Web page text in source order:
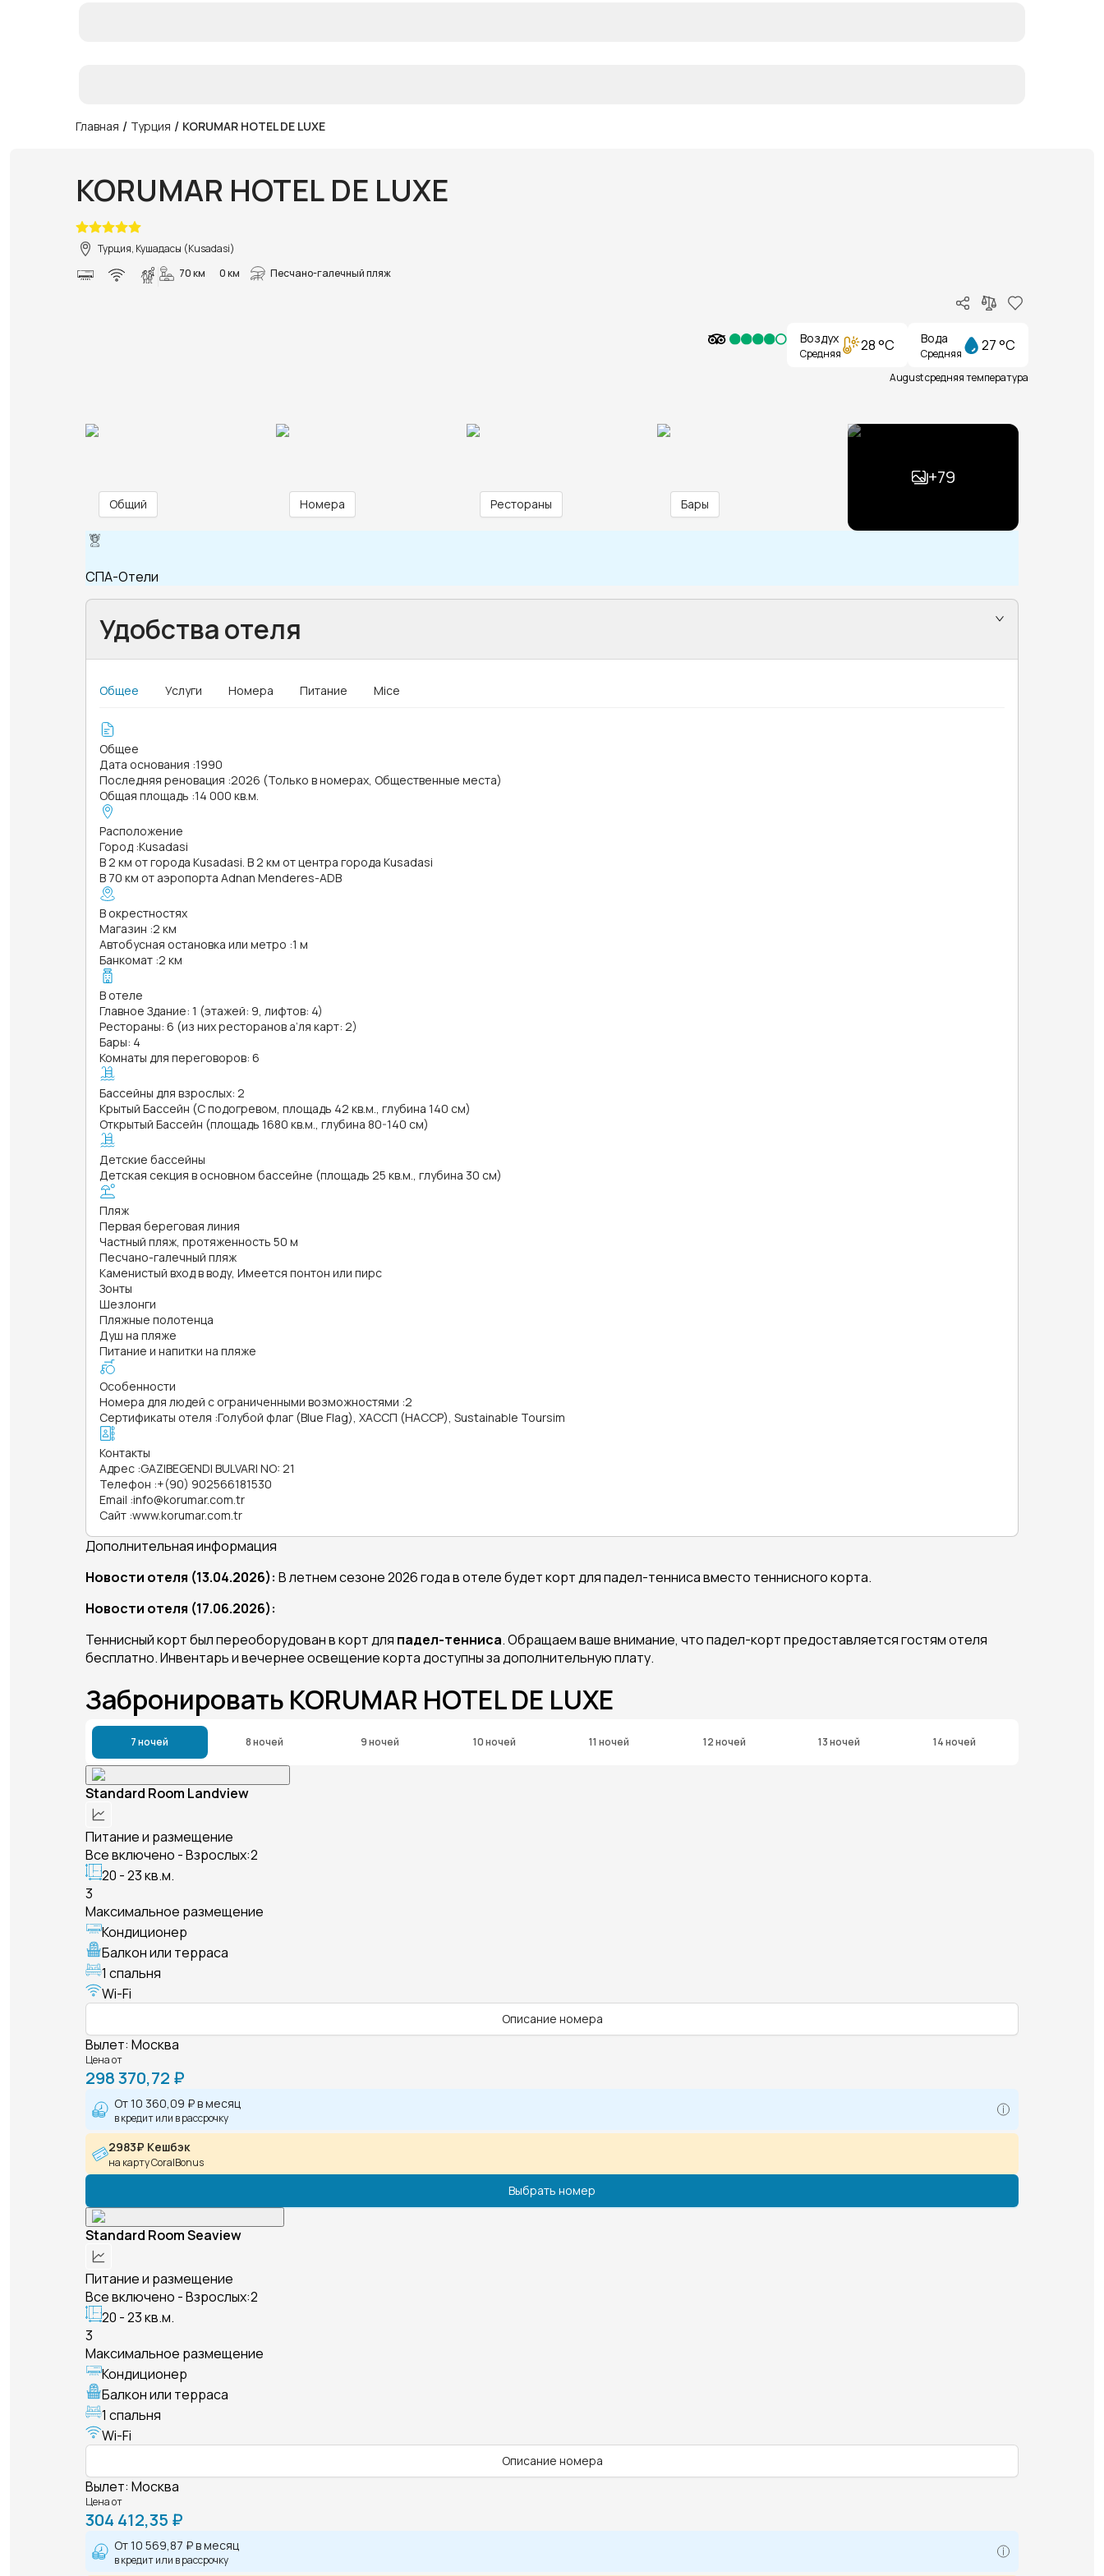
Главная / Турция / KORUMAR HOTEL DE LUXE
KORUMAR HOTEL DE LUXE
Турция, Кушадасы (Kusadasi)
70 км
0 км Песчано-галечный пляж
Воздух
Средняя 28 °C Вода
Средняя 27 °C
August средняя температура
Общий Номера Рестораны Бары
+79
СПА-Отели
Удобства отеля
Общее Услуги Номера Питание Mice
Общее
Дата основания :1990
Последняя реновация :2026 (Только в номерах, Общественные места)
Общая площадь :14 000 кв.м.
Расположение
Город :Kusadasi
В 2 км от города Kusadasi. В 2 км от центра города Kusadasi
В 70 км от аэропорта Adnan Menderes-ADB
В окрестностях
Магазин :2 км
Автобусная остановка или метро :1 м
Банкомат :2 км
В отеле
Главное Здание: 1 (этажей: 9, лифтов: 4)
Рестораны: 6 (из них ресторанов а’ля карт: 2)
Бары: 4
Комнаты для переговоров: 6
Бассейны для взрослых: 2
Крытый Бассейн (С подогревом, площадь 42 кв.м., глубина 140 см)
Открытый Бассейн (площадь 1680 кв.м., глубина 80-140 см)
Детские бассейны
Детская секция в основном бассейне (площадь 25 кв.м., глубина 30 см)
Пляж
Первая береговая линия
Частный пляж, протяженность 50 м
Песчано-галечный пляж
Каменистый вход в воду, Имеется понтон или пирс
Зонты
Шезлонги
Пляжные полотенца
Душ на пляже
Питание и напитки на пляже
Особенности
Номера для людей с ограниченными возможностями :2
Сертификаты отеля :Голубой флаг (Blue Flag), ХАССП (HACCP), Sustainable Toursim
Контакты
Адрес :GAZIBEGENDI BULVARI NO: 21
Телефон :+(90) 902566181530
Email :info@korumar.com.tr
Сайт :www.korumar.com.tr
Дополнительная информация
Новости отеля (13.04.2026): В летнем сезоне 2026 года в отеле будет корт для падел-тенниса вместо теннисного корта.
Новости отеля (17.06.2026):
Теннисный корт был переоборудован в корт для падел-тенниса. Обращаем ваше внимание, что падел-корт предоставляется гостям отеля
бесплатно. Инвентарь и вечернее освещение корта доступны за дополнительную плату.
Забронировать KORUMAR HOTEL DE LUXE
7 ночей 8 ночей 9 ночей 10 ночей 11 ночей 12 ночей 13 ночей 14 ночей
Standard Room Landview
Питание и размещение
Все включено - Взрослых:2
20 - 23 кв.м.
3
Максимальное размещение
Кондиционер
Балкон или терраса
1 спальня
Wi-Fi
Описание номера
Вылет: Москва
Цена от
298 370,72 ₽
От10 360,09 ₽в месяц
в кредит или в рассрочку
2983₽ Кешбэк
на карту CoralBonus
Выбрать номер
Standard Room Seaview
Питание и размещение
Все включено - Взрослых:2
20 - 23 кв.м.
3
Максимальное размещение
Кондиционер
Балкон или терраса
1 спальня
Wi-Fi
Описание номера
Вылет: Москва
Цена от
304 412,35 ₽
От10 569,87 ₽в месяц
в кредит или в рассрочку